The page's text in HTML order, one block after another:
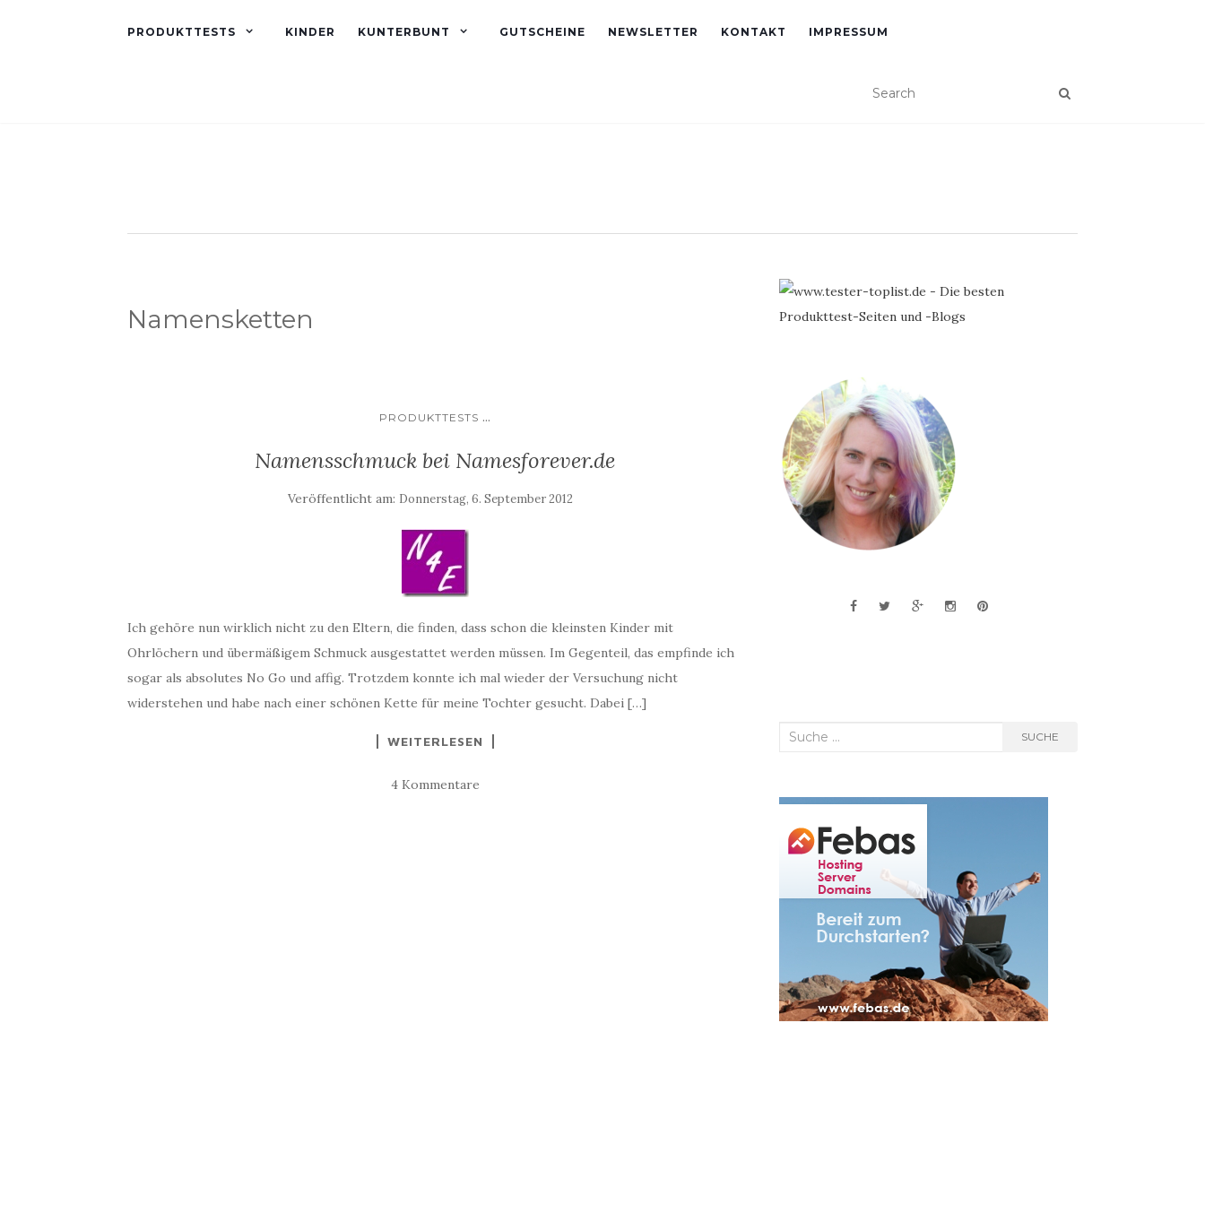
PRODUKTTESTS KINDER KUNTERBUNT GUTSCHEINE NEWSLETTER KONTAKT IMPRESSUM
Namensketten
PRODUKTTESTS ...
Namensschmuck bei Namesforever.de
Veröffentlicht am: Donnerstag, 6. September 2012
Ich gehöre nun wirklich nicht zu den Eltern, die finden, dass schon die kleinsten Kinder mit
Ohrlöchern und übermäßigem Schmuck ausgestattet werden müssen. Im Gegenteil, das empfinde ich
sogar als absolutes No Go und affig. Trotzdem konnte ich mal wieder der Versuchung nicht
widerstehen und habe nach einer schönen Kette für meine Tochter gesucht. Dabei […]
WEITERLESEN
4 Kommentare
Suche
SUCHE